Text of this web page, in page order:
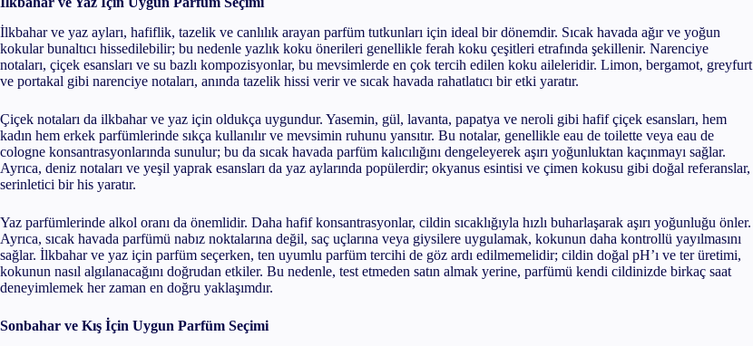
İlkbahar ve yaz ayları, hafiflik, tazelik ve canlılık arayan parfüm tutkunları için ideal bir dönemdir. Sıcak havada ağır ve yoğun
kokular bunaltıcı hissedilebilir; bu nedenle yazlık koku önerileri genellikle ferah koku çeşitleri etrafında şekillenir. Narenciye
notaları, çiçek esansları ve su bazlı kompozisyonlar, bu mevsimlerde en çok tercih edilen koku aileleridir. Limon, bergamot, greyfurt
ve portakal gibi narenciye notaları, anında tazelik hissi verir ve sıcak havada rahatlatıcı bir etki yaratır.
Çiçek notaları da ilkbahar ve yaz için oldukça uygundur. Yasemin, gül, lavanta, papatya ve neroli gibi hafif çiçek esansları, hem
kadın hem erkek parfümlerinde sıkça kullanılır ve mevsimin ruhunu yansıtır. Bu notalar, genellikle eau de toilette veya eau de
cologne konsantrasyonlarında sunulur; bu da sıcak havada parfüm kalıcılığını dengeleyerek aşırı yoğunluktan kaçınmayı sağlar.
Ayrıca, deniz notaları ve yeşil yaprak esansları da yaz aylarında popülerdir; okyanus esintisi ve çimen kokusu gibi doğal referanslar,
serinletici bir his yaratır.
Yaz parfümlerinde alkol oranı da önemlidir. Daha hafif konsantrasyonlar, cildin sıcaklığıyla hızlı buharlaşarak aşırı yoğunluğu önler.
Ayrıca, sıcak havada parfümü nabız noktalarına değil, saç uçlarına veya giysilere uygulamak, kokunun daha kontrollü yayılmasını
sağlar. İlkbahar ve yaz için parfüm seçerken, ten uyumlu parfüm tercihi de göz ardı edilmemelidir; cildin doğal pH’ı ve ter üretimi,
kokunun nasıl algılanacağını doğrudan etkiler. Bu nedenle, test etmeden satın almak yerine, parfümü kendi cildinizde birkaç saat
deneyimlemek her zaman en doğru yaklaşımdır.
Sonbahar ve Kış İçin Uygun Parfüm Seçimi